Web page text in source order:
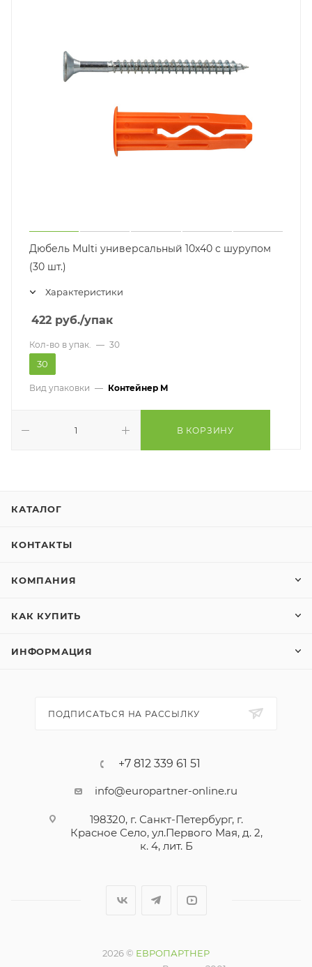
Дюбель Multi универсальный 10x40 с шурупом
(30 шт.)
Характеристики
422 руб./упак
Кол-во в упак. — 30
30
Вид упаковки — Контейнер M
В КОРЗИНУ
КАТАЛОГ
КОНТАКТЫ
КОМПАНИЯ
КАК КУПИТЬ
ИНФОРМАЦИЯ
ПОДПИСАТЬСЯ НА РАССЫЛКУ
+7 812 339 61 51
info@europartner-online.ru
198320, г. Санкт-Петербург, г.
Красное Село, ул.Первого Мая, д. 2,
к. 4, лит. Б
2026 © ЕВРОПАРТНЕР